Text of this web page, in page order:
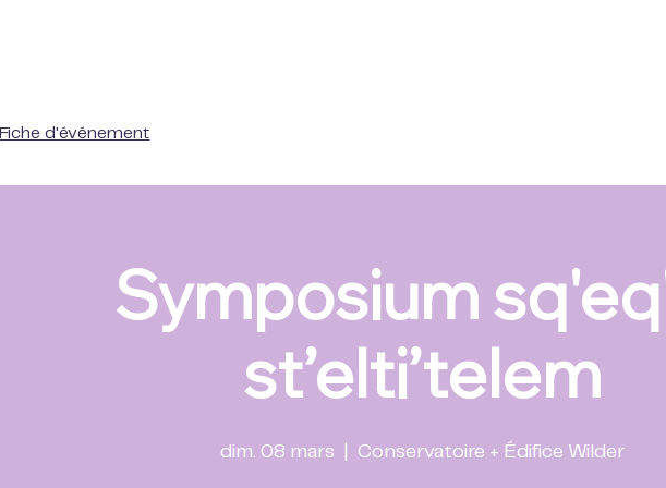
Fiche d'événement
Symposium
st’elti’telem
dim. 08 mars Conservatoire + Édifice Wilder